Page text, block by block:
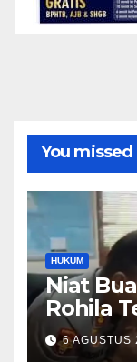
You missed
HUKUM
Niat
Rohila
Kombes
6 AGUSTUS